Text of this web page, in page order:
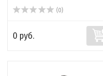
(0)
0 руб.